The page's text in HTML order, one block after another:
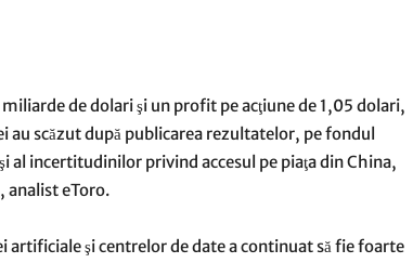
presa
de dolari şi un profit pe acţiune de 1,05 dolari,
au scăzut după publicarea rezultatelor, pe fondul
al incertitudinilor privind accesul pe piaţa din China,
analist eToro.
artificiale şi centrelor de date a continuat să fie foarte